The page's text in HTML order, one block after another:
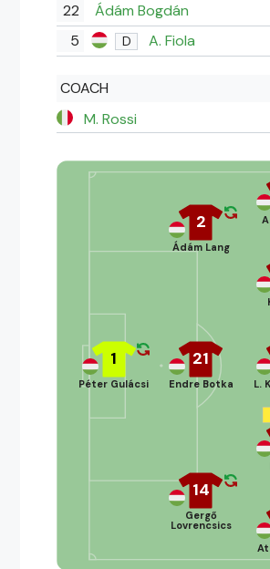
22
Ádám Bogdán
5
D A. Fiola
COACH
M. Rossi
1
Péter Gulácsi
2
Ádám Lang
21
Endre Botka
14
Gergő
Lovrencsics
L.